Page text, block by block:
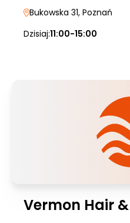
Bukowska 31, Poznań
Dzisiaj:11:00-15:00
Vermon Hair